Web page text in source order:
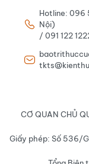
Hotline: 096
Nội)
/ 091 122
CƠ QUAN CHỦ
Giấy phép: Số 536/